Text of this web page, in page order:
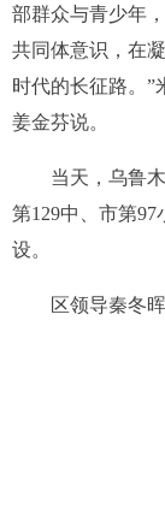
部群众与青少年
共同体意识，在
时代的长征路。”
姜金芬说。
当天，乌鲁
第129中、市第
设。
区领导秦冬